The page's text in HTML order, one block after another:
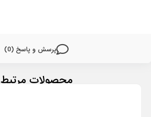
پرسش و پاسخ (0)
محصولات مرتبط